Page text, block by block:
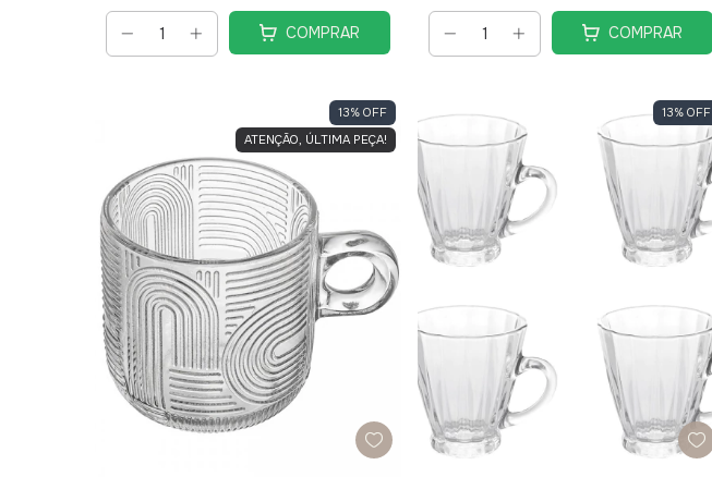
COMPRAR COMPRAR
13%OFF
ATENÇÃO, ÚLTIMA PEÇA!
13% OFF